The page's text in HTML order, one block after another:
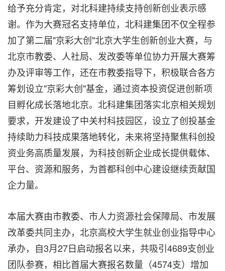
给予充分肯定，对北科建持续支持创新创业表示感
谢。作为大赛冠名支持单位，北科建集团不仅全程参
加了第二届"京彩大创"北京大学生创新创业大赛，与
北京市教委、人社局、发改委等单位协力开展大赛筹
办及评审等工作，还在市教委指导下，积极联合各方
筹划设立"京彩大创"基金，通过资本投资促进创新项
目孵化成长落地北京。北科建集团落实北京相关规划
要求，开发建设了中关村科技园区，设立了创投基金
持续助力科技成果落地转化，未来将坚持聚焦科创投
资业务高质量发展，为科技创新企业成长提供载体、
平台、资源和服务，为首都科创中心建设继续贡献国
企力量。
本届大赛由市教委、市人力资源社会保障局、市发展
改革委共同主办，北京高校大学生就业创业指导中心
承办，自3月27日启动报名以来，共吸引4689支创业
团队参赛，相比首届大赛报名数量（4574支）增加